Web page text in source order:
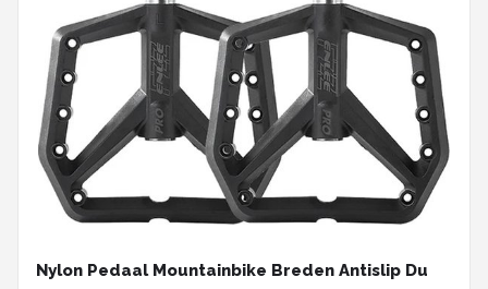
Nylon Pedaal Mountainbike Breden Antislip Du